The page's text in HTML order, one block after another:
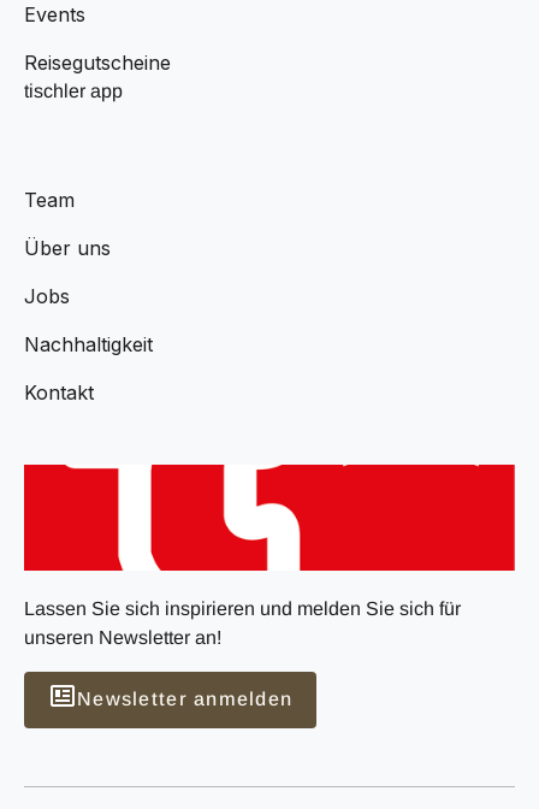
Events
Reisegutscheine
tischler app
Team
Über uns
Jobs
Nachhaltigkeit
Kontakt
Lassen Sie sich inspirieren und melden Sie sich für
unseren Newsletter an!
Newsletter anmelden